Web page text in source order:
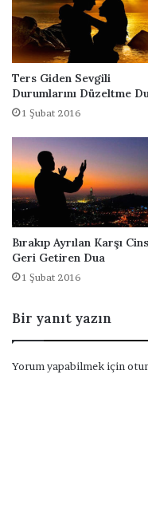
u
Ters Giden Sevgili
Durumlarını Düzeltme
1 Şubat 2016
Bırakıp Ayrılan Karşı
Geri Getiren Dua
1 Şubat 2016
Bir yanıt yazın
Yorum yapabilmek için